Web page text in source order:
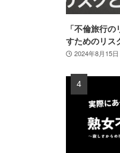
「不倫旅行
すためのリス
2024年8月15日